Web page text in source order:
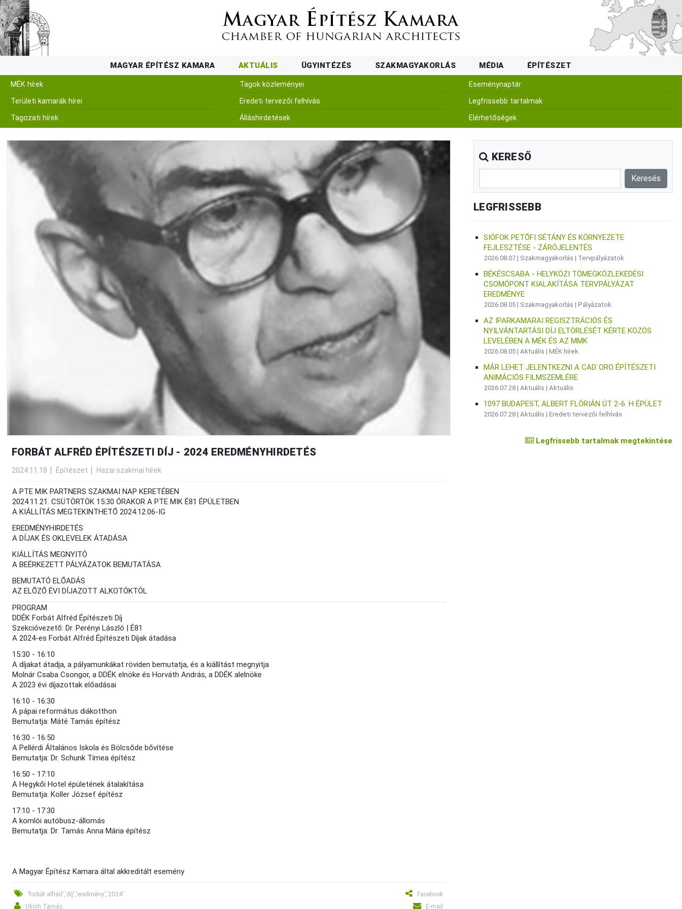
MAGYAR ÉPÍTÉSZ KAMARA AKTUÁLIS ÜGYINTÉZÉS SZAKMAGYAKORLÁS MÉDIA ÉPÍTÉSZET
MÉK hírek
Területi kamarák hírei
Tagozati hírek
Tagok közleményei
Eredeti tervezői felhívás
Álláshirdetések
Eseménynaptár
Legfrissebb tartalmak
Elérhetőségek
FORBÁT ALFRÉD ÉPÍTÉSZETI DÍJ - 2024 EREDMÉNYHIRDETÉS
2024.11.18 Építészet Hazai szakmai hírek
A PTE MIK PARTNERS SZAKMAI NAP KERETÉBEN
2024.11.21. CSÜTÖRTÖK 15:30 ÓRAKOR A PTE MIK É81 ÉPÜLETBEN
A KIÁLLÍTÁS MEGTEKINTHETŐ 2024.12.06-IG
EREDMÉNYHIRDETÉS
A DÍJAK ÉS OKLEVELEK ÁTADÁSA
KIÁLLÍTÁS MEGNYITÓ
A BEÉRKEZETT PÁLYÁZATOK BEMUTATÁSA
BEMUTATÓ ELŐADÁS
AZ ELŐZŐ ÉVI DÍJAZOTT ALKOTÓKTÓL
PROGRAM
DDÉK Forbát Alfréd Építészeti Díj
Szekcióvezető: Dr. Perényi László | É81
A 2024-es Forbát Alfréd Építészeti Díjak átadása
15:30 - 16:10
A díjakat átadja, a pályamunkákat röviden bemutatja, és a kiállítást megnyitja
Molnár Csaba Csongor, a DDÉK elnöke és Horváth András, a DDÉK alelnöke
A 2023 évi díjazottak előadásai
16:10 - 16:30
A pápai református diákotthon
Bemutatja: Máté Tamás építész
16:30 - 16:50
A Pellérdi Általános Iskola és Bölcsőde bővítése
Bemutatja: Dr. Schunk Tímea építész
16:50 - 17:10
A Hegykői Hotel épületének átalakítása
Bemutatja: Koller József építész
17:10 - 17:30
A komlói autóbusz-állomás
Bemutatja: Dr. Tamás Anna Mária építész
A Magyar Építész Kamara által akkreditált esemény
'forbát alfréd','díj','eredmény','2024'
Facebook
Ulrich Tamás
E-mail
KERESŐ
LEGFRISSEBB
SIÓFOK PETŐFI SÉTÁNY ÉS KÖRNYEZETE
FEJLESZTÉSE - ZÁRÓJELENTÉS
2026.08.07 | Szakmagyakorlás | Tervpályázatok
BÉKÉSCSABA - HELYKÖZI TÖMEGKÖZLEKEDÉSI
CSOMÓPONT KIALAKÍTÁSA TERVPÁLYÁZAT
EREDMÉNYE
2026.08.05 | Szakmagyakorlás |Pályázatok
AZ IPARKAMARAI REGISZTRÁCIÓS ÉS
NYILVÁNTARTÁSI DÍJ ELTÖRLÉSÉT KÉRTE KÖZÖS
LEVELÉBEN A MÉK ÉS AZ MMK
2026.08.05 |Aktuális |MÉK hírek
MÁR LEHET JELENTKEZNI A CAD`ORO ÉPÍTÉSZETI
ANIMÁCIÓS FILMSZEMLÉRE
2026.07.28 |Aktuális |Aktuális
1097 BUDAPEST, ALBERT FLÓRIÁN ÚT 2-6. H ÉPÜLET
2026.07.28 |Aktuális |Eredeti tervezői felhívás
Legfrissebb tartalmak megtekintése